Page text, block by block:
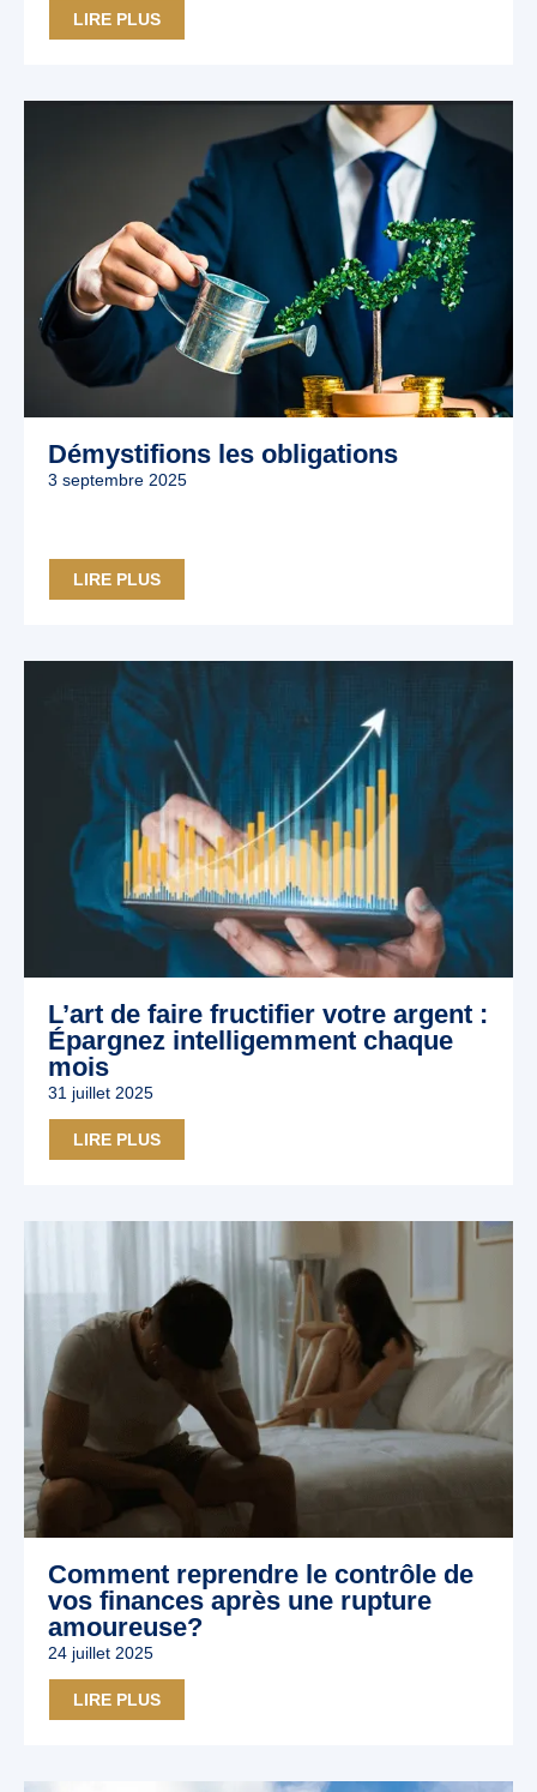
LIRE PLUS
Démystifions les obligations
3 septembre 2025
LIRE PLUS
L’art de faire fructifier votre argent :
Épargnez intelligemment chaque
mois
31 juillet 2025
LIRE PLUS
Comment reprendre le contrôle de
vos finances après une rupture
amoureuse?
24 juillet 2025
LIRE PLUS